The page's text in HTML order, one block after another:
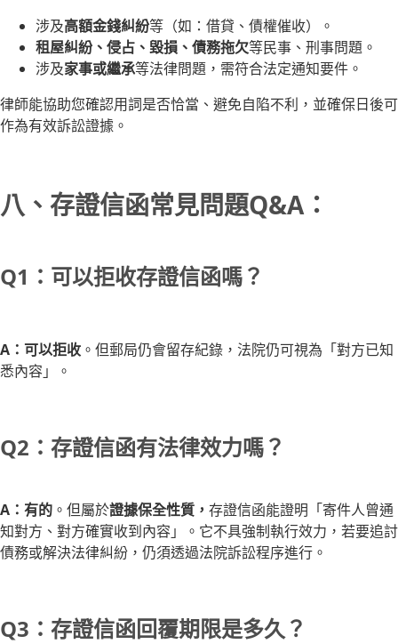
涉及高額金錢糾紛等（如：借貸、債權催收）。
租屋糾紛、侵占、毀損、債務拖欠等民事、刑事問題。
涉及家事或繼承等法律問題，需符合法定通知要件。
律師能協助您確認用詞是否恰當、避免自陷不利，並確保日後可
作為有效訴訟證據。
八、存證信函常見問題Q&A：
Q1：可以拒收存證信函嗎？
A：可以拒收 。但郵局仍會留存紀錄，法院仍可視為「對方已知
悉內容」。
Q2：存證信函有法律效力嗎？
A：有的 。但屬於證據保全性質， 存證信函能證明「寄件人曾通
知對方、對方確實收到內容」。它不具強制執行效力，若要追討
債務或解決法律糾紛，仍須透過法院訴訟程序進行。
Q3：存證信函回覆期限是多久？